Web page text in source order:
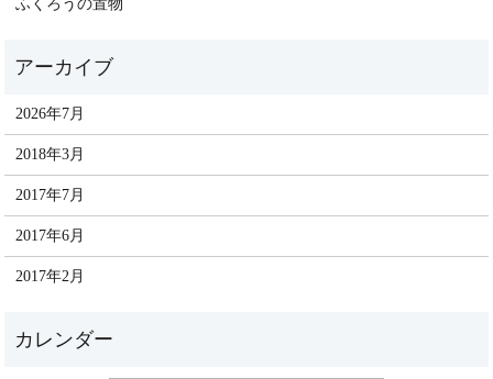
ふくろうの置物
2026年7月
2018年3月
2017年7月
2017年6月
2017年2月